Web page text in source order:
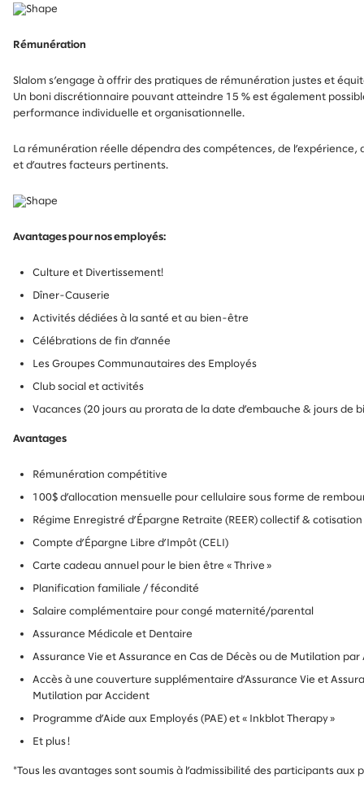
Rémunération
Slalom s’engage à offrir des pratiques de rémunération justes et
Un boni discrétionnaire pouvant atteindre 15 % est également
performance individuelle et organisationnelle.
La rémunération réelle dépendra des compétences, de l’expérience,
et d’autres facteurs pertinents.
Avantages pour nos employés:
Culture et Divertissement!
Dîner-Causerie
Activités dédiées à la santé et au bien-être
Célébrations de fin d’année
Les Groupes Communautaires des Employés
Club social et activités
Vacances (20 jours au prorata de la date d’embauche & jours
Avantages
Rémunération compétitive
100$ d’allocation mensuelle pour cellulaire sous forme de
Régime Enregistré d’Épargne Retraite (REER) collectif &
Compte d’Épargne Libre d’Impôt (CELI)
Carte cadeau annuel pour le bien être « Thrive »
Planification familiale / fécondité
Salaire complémentaire pour congé maternité/parental
Assurance Médicale et Dentaire
Assurance Vie et Assurance en Cas de Décès ou de Mutilation
Accès à une couverture supplémentaire d’Assurance Vie et
Mutilation par Accident
Programme d’Aide aux Employés (PAE) et « Inkblot Therapy »
Et plus !
*Tous les avantages sont soumis à l’admissibilité des participants aux